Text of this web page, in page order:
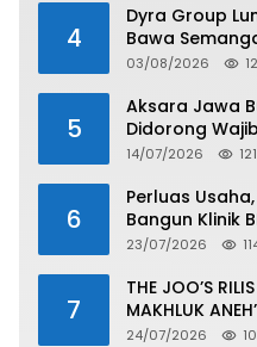
4
Dyra Group
Bawa
Masa Depan
03/08/2026
5
Aksara Jawa
Didorong
14/07/2026 121
6
Perluas
Bangun Klinik
23/07/2026
7
THE JOO’S
MAKHLUK
SURF ROCK
24/07/2026